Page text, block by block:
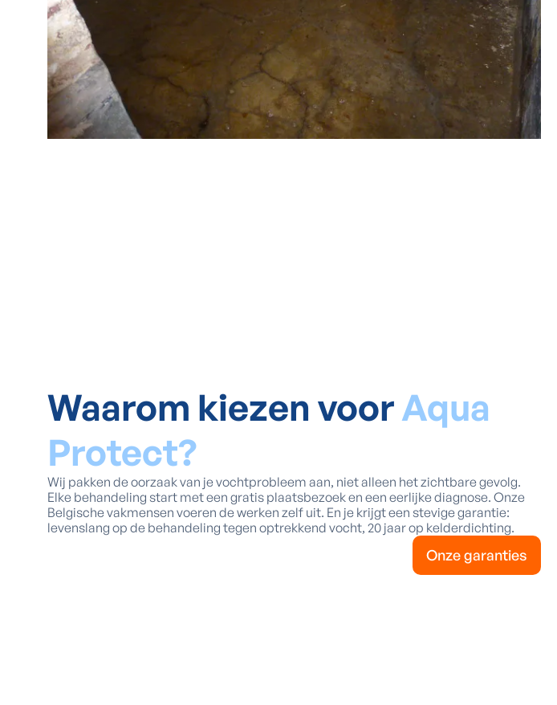
Waarom kiezen voorAqua
Protect?
Wij pakken de oorzaak van je vochtprobleem aan, niet alleen het zichtbare gevolg.
Elke behandeling start met een gratis plaatsbezoek en een eerlijke diagnose. Onze
Belgische vakmensen voeren de werken zelf uit. En je krijgt een stevige garantie:
levenslang op de behandeling tegen optrekkend vocht, 20 jaar op kelderdichting.
Onze garanties